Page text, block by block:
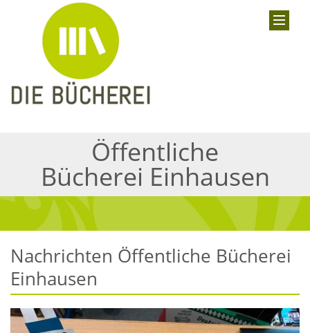
Öffentliche
Bücherei Einhausen
Nachrichten Öffentliche Bücherei
Einhausen